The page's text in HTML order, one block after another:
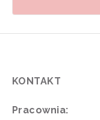
KONTAKT
Pracownia: